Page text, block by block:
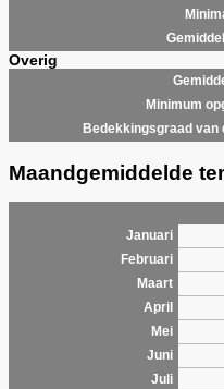
Overig
Minimum
Bedekkingsgraad van
Maandgemiddelde
Januari
Februari
Maart
April
Mei
Juni
Juli